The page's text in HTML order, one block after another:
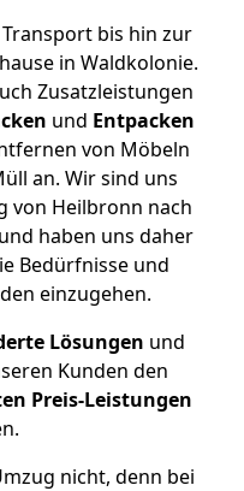
bis hin zur
in Waldkolonie.
Zusatzleistungen
und Entpacken
von Möbeln
an. Wir sind uns
von Heilbronn nach
haben uns daher
Bedürfnisse und
einzugehen.
Lösungen und
Kunden den
Preis-Leistungen
nicht, denn bei